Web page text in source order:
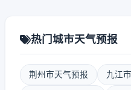
热门城市天气预报
荆州市天气预报 九江